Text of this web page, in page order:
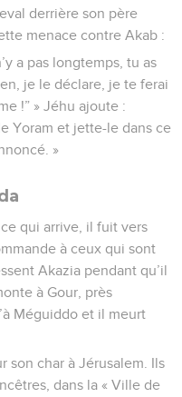
derrière son père
menace contre Akab :
a pas longtemps, tu as
je le déclare, je te ferai
!” » Jéhu ajoute :
Yoram et jette-le dans ce
»
qui arrive, il fuit vers
à ceux qui sont
Akazia pendant qu’il
à Gour, près
Méguiddo et il meurt
son char à Jérusalem. Ils
dans la « Ville de